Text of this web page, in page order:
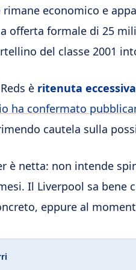
economico e
offerta formale di 25
del classe 2001
è ritenuta eccessiva
ha confermato
cautela sulla
è netta: non intende
Il Liverpool sa bene
eppure al